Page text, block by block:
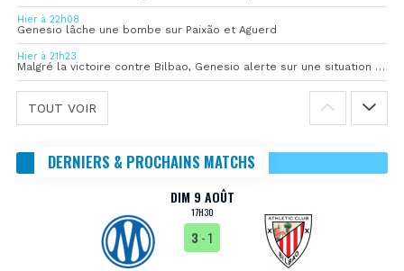
Hier à 22h08
Genesio lâche une bombe sur Paixão et Aguerd
Hier à 21h23
Malgré la victoire contre Bilbao, Genesio alerte sur une situation « pas idéale »
TOUT VOIR
DERNIERS & PROCHAINS MATCHS
DIM 9 AOÛT
17H30
3 - 1